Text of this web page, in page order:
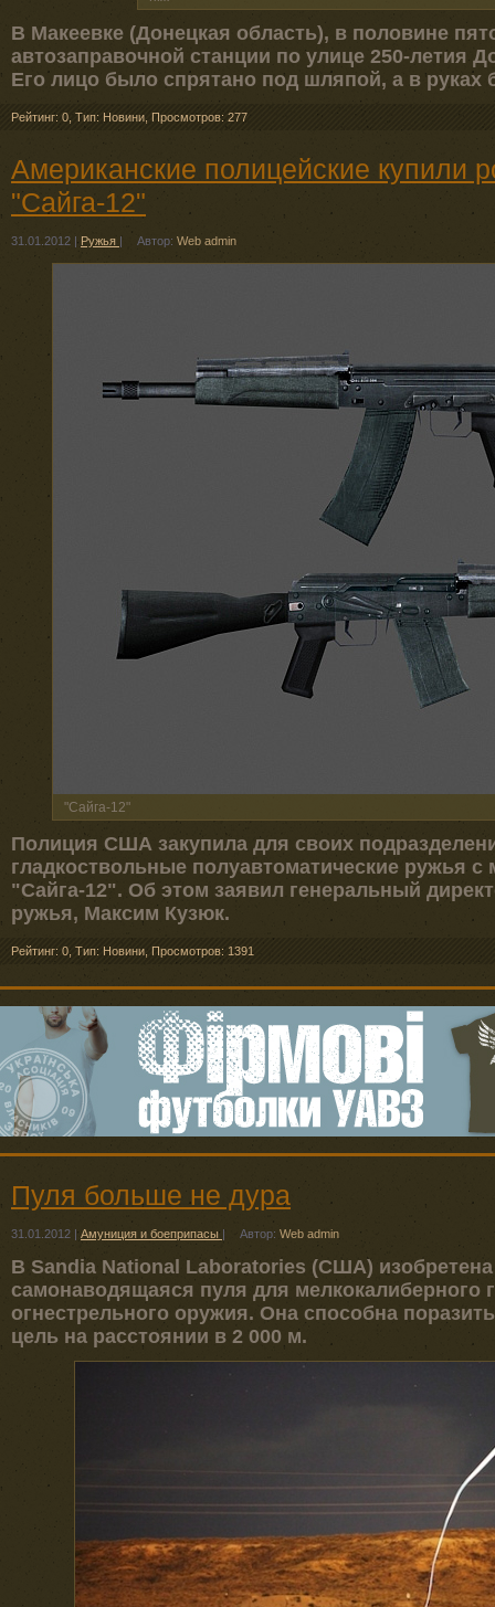
В Макеевке (Донецкая область), в половине
автозаправочной станции по улице 250-летия
Его лицо было спрятано под шляпой, а в
Рейтинг: 0 Тип: Новини Просмотров: 277
Американские полицейские купили
"Сайга-12"
31.01.2012 | Ружья | Автор: Web admin
"Сайга-12"
Полиция США закупила для своих
гладкоствольные полуавтоматические ружья с
"Сайга-12". Об этом заявил генеральный
ружья, Максим Кузюк.
Рейтинг: 0 Тип: Новини Просмотров: 1391
Пуля больше не дура
31.01.2012 |Амуниция и боеприпасы | Автор: Web admin
В Sandia National Laboratories (США)
самонаводящаяся пуля для мелкокалиберного
огнестрельного оружия. Она способна
цель на расстоянии в 2 000 м.